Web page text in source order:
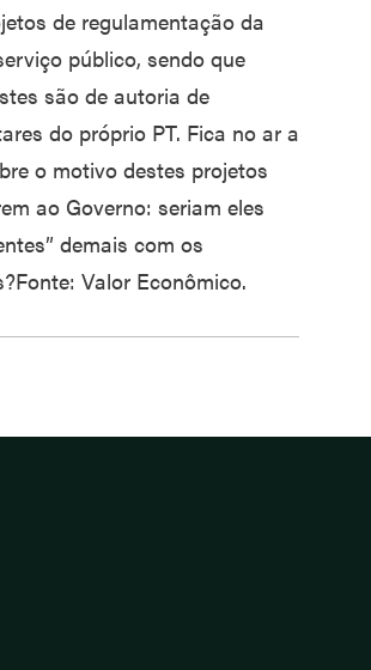
de regulamentação da
público, sendo que
são de autoria de
do próprio PT. Fica no ar a
o motivo destes projetos
ao Governo: seriam eles
demais com os
Valor Econômico.